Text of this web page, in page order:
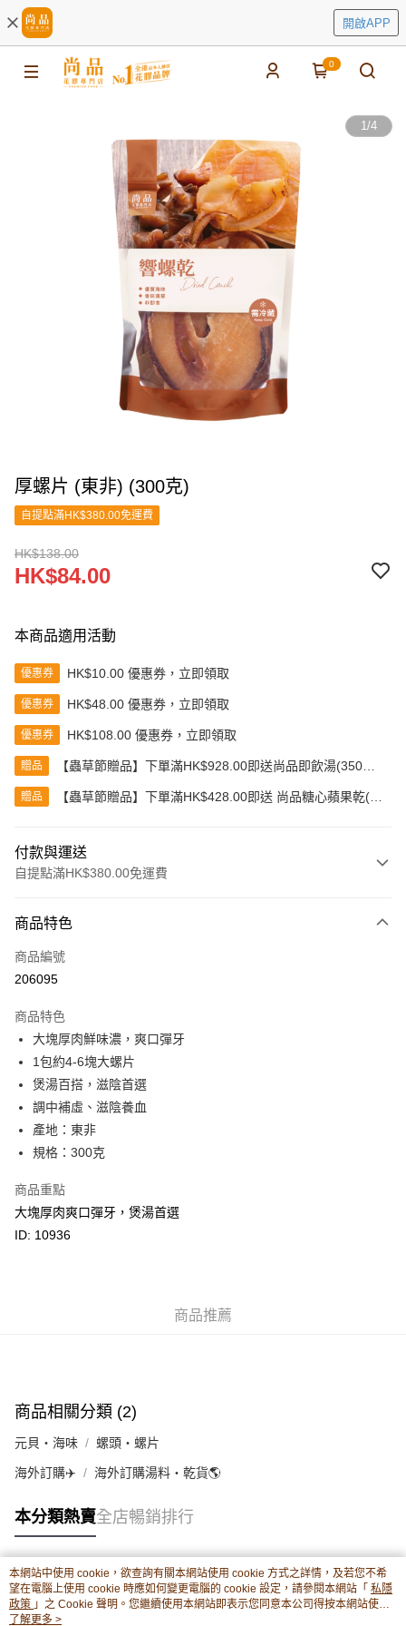
開啟APP
0
1/4
厚螺片 (東非) (300克)
自提點滿HK$380.00免運費
HK$138.00
HK$84.00
本商品適用活動
優惠券 HK$10.00 優惠券，立即領取
優惠券 HK$48.00 優惠券，立即領取
優惠券 HK$108.00 優惠券，立即領取
贈品
【蟲草節贈品】下單滿HK$928.00即送尚品即飲湯(350克)
贈品
【蟲草節贈品】下單滿HK$428.00即送 尚品糖心蘋果乾(80
付款與運送
自提點滿HK$380.00免運費
信用卡
Apple Pay
AlipayHK
PayMe
WeChat Pay
BoC Pay
相關說明
轉數快識別碼(FPS ID)：4042362 中國銀行戶口：012-875-1-240680-7 匯
豐銀行戶口：652-589300-838 收款人：PREMIER FOOD LTD 請於24小時
送貨方式
每筆HK$80.00，滿HK$380.00或以上免運費
滿$380免運費 - 送貨到家(3-5個工作天內送達)
商品特色
商品編號
206095
商品特色
大塊厚肉鮮味濃，爽口彈牙
1包約4-6塊大螺片
煲湯百搭，滋陰首選
調中補虛、滋陰養血
產地：東非
規格：300克
商品重點
大塊厚肉爽口彈牙，煲湯首選
ID: 10936
商品推薦
商品相關分類 (2)
元貝・海味 螺頭・螺片
海外訂購✈️ 海外訂購湯料・乾貨🌎
本分類熱賣全店暢銷排行
熱門標籤
本網站中使用 cookie，欲查詢有關本網站使用 cookie 方式之詳情，及若您不希
望在電腦上使用 cookie 時應如何變更電腦的 cookie 設定，請參閱本網站「 私隱
政策 」之 Cookie 聲明。您繼續使用本網站即表示您同意本公司得按本網站使用
條款之 Cookie 聲明使用 cookie。
了解更多 >